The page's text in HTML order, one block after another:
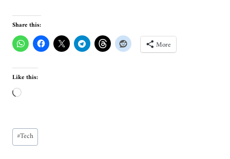
Share this:
More
Like this:
L
d
i
Post
Tags:
#Tech